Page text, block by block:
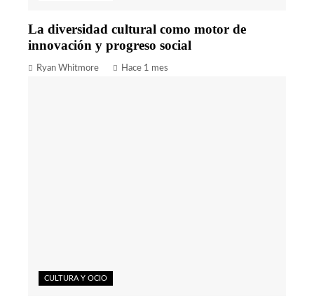
La diversidad cultural como motor de
innovación y progreso social
Ryan Whitmore Hace 1 mes
CULTURA Y OCIO